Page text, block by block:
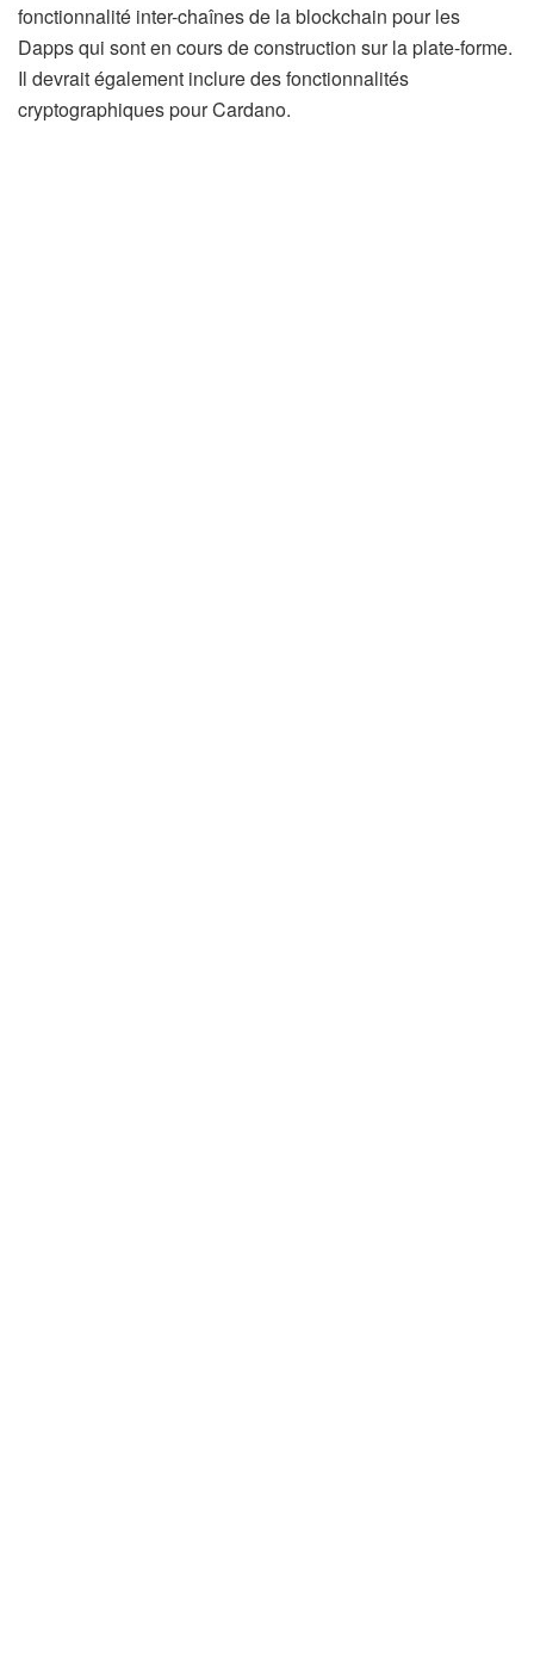
fonctionnalité inter-chaînes de la blockchain pour les
Dapps qui sont en cours de construction sur la plate-forme.
Il devrait également inclure des fonctionnalités
cryptographiques pour Cardano.